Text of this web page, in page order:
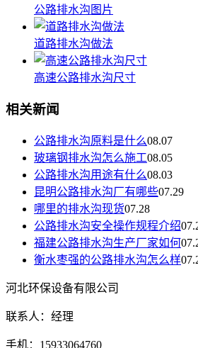
公路排水沟图片
道路排水沟做法
高速公路排水沟尺寸
相关新闻
公路排水沟原料是什么08.07
玻璃钢排水沟怎么施工08.05
公路排水沟用途有什么08.03
昆明公路排水沟厂有哪些07.29
哪里的排水沟现货07.28
公路排水沟安全操作规程介绍
福建公路排水沟生产厂家如何
衡水枣强的公路排水沟怎么样
河北环保设备有限公司
联系人：经理
手机：15933064760